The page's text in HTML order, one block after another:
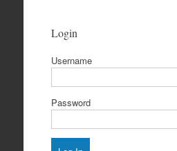
Login
Username
Password